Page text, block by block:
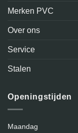
Merken PVC
Over ons
Service
Stalen
Openingstijden
Maandag